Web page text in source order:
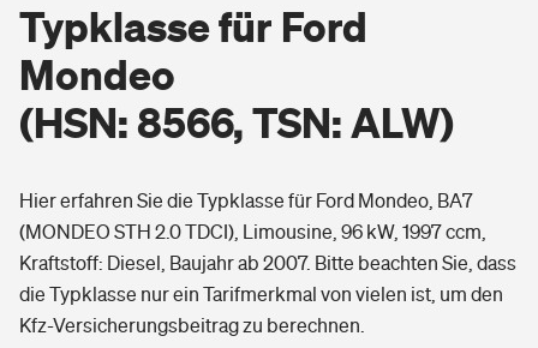
Berufsunfähigkeitsversicherung
Arbeitsrechtsschutz
Berufshaftpflichtversicherung
Wohnen
Wohngebäudeversicherung
Hausratversicherung
Elementarversicherung
Photovoltaik
Pri­vate Haft­pflicht­
Rechts­schutz­ver­si­che­rung
Gesundheit
Private Krankenversicherung
Typklasse für Ford
Mondeo
(HSN: 8566, TSN: ALW)
Hier erfahren Sie die Typklasse für Ford Mondeo, BA7
(MONDEO STH 2.0 TDCI), Limousine, 96 kW, 1997 ccm,
Kraftstoff: Diesel, Baujahr ab 2007. Bitte beachten Sie, dass
die Typklasse nur ein Tarifmerkmal von vielen ist, um den
Kfz-Versicherungsbeitrag zu berechnen.